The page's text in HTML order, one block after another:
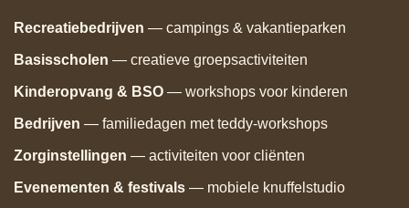
Recreatiebedrijven — campings & vakantieparken
Basisscholen — creatieve groepsactiviteiten
Kinderopvang & BSO — workshops voor kinderen
Bedrijven — familiedagen met teddy‑workshops
Zorginstellingen — activiteiten voor cliënten
Evenementen & festivals — mobiele knuffelstudio